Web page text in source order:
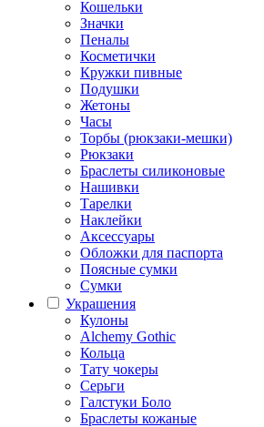
Кошельки
Значки
Пеналы
Косметички
Кружки пивные
Подушки
Жетоны
Часы
Торбы (рюкзаки-мешки)
Рюкзаки
Браслеты силиконовые
Нашивки
Тарелки
Наклейки
Аксессуары
Обложки для паспорта
Поясные сумки
Сумки
Украшения
Кулоны
Alchemy Gothic
Кольца
Тату чокеры
Серьги
Галстуки Боло
Браслеты кожаные